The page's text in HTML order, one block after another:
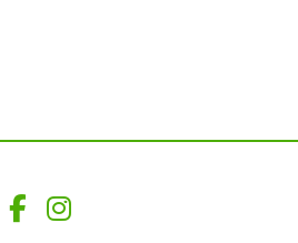
Facebook
Instagram